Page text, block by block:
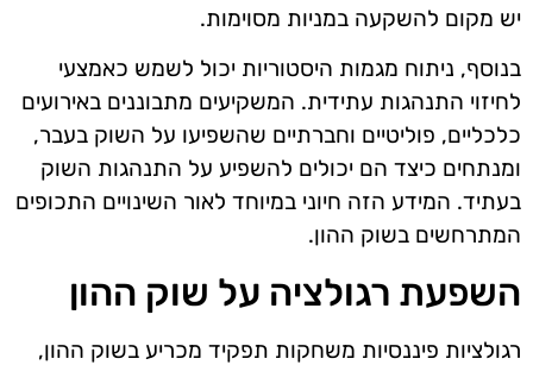
יש מקום להשקעה במניות מסוימות.
בנוסף, ניתוח מגמות היסטוריות יכול לשמש כאמצעי
לחיזוי התנהגות עתידית. המשקיעים מתבוננים באירועים
כלכליים, פוליטיים וחברתיים שהשפיעו על השוק בעבר,
ומנתחים כיצד הם יכולים להשפיע על התנהגות השוק
בעתיד. המידע הזה חיוני במיוחד לאור השינויים התכופים
המתרחשים בשוק ההון.
השפעת רגולציה על שוק ההון
רגולציות פיננסיות משחקות תפקיד מכריע בשוק ההון,